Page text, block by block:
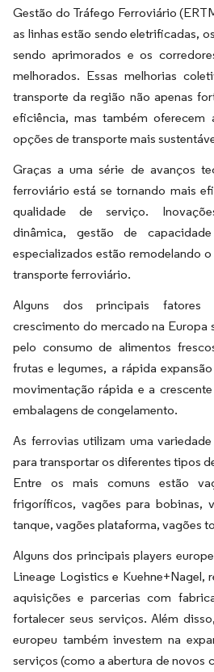
Gestão do Tráfego Ferroviário
as linhas estão sendo eletrificadas,
sendo aprimorados e os
melhorados. Essas melhorias
transporte da região não apenas
eficiência, mas também oferecem
opções de transporte mais
Graças a uma série de avanços
ferroviário está se tornando mais
qualidade de serviço.
dinâmica, gestão de
especializados estão remodelando
transporte ferroviário.
Alguns dos principais fatores
crescimento do mercado na Europa
pelo consumo de alimentos
frutas e legumes, a rápida
movimentação rápida e a
embalagens de congelamento.
As ferrovias utilizam uma
para transportar os diferentes tipos
Entre os mais comuns estão
frigoríficos, vagões para bobinas,
tanque, vagões plataforma, vagões
Alguns dos principais players
Lineage Logistics e Kuehne+Nagel,
aquisições e parcerias com
fortalecer seus serviços. Além
europeu também investem na
serviços (como a abertura de novos